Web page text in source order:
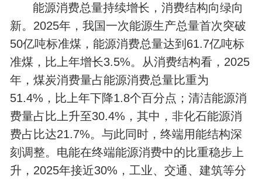
能源消费总量持续增长，消费结构向绿向
新。2025年，我国一次能源生产总量首次突破
50亿吨标准煤，能源消费总量达到61.7亿吨标
准煤，比上年增长3.5%。从消费结构看，2025
年，煤炭消费量占能源消费总量比重为
51.4%，比上年下降1.8个百分点；清洁能源消
费量占比上升至30.4%，其中，非化石能源消
费占比达21.7%。与此同时，终端用能结构深
刻调整。电能在终端能源消费中的比重稳步上
升，2025年接近30%，工业、交通、建筑等分